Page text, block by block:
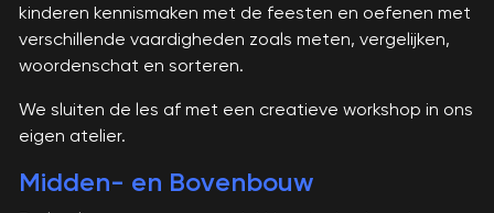
kinderen kennismaken met de feesten en oefenen met
verschillende vaardigheden zoals meten, vergelijken,
woordenschat en sorteren.
We sluiten de les af met een creatieve workshop in ons
eigen atelier.
Midden- en Bovenbouw